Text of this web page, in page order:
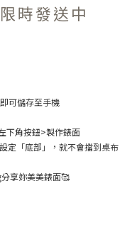
時發送中
可儲存至手機
下角按鈕>製作錶面
定「底部」，就不會擋到桌布
享妳美美錶面🥰